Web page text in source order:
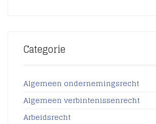
Categorie
Algemeen ondernemingsrecht
Algemeen verbintenissenrecht
Arbeidsrecht